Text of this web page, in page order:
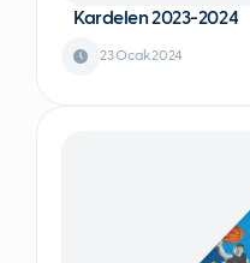
Kardelen 2023-2024
23 Ocak 2024